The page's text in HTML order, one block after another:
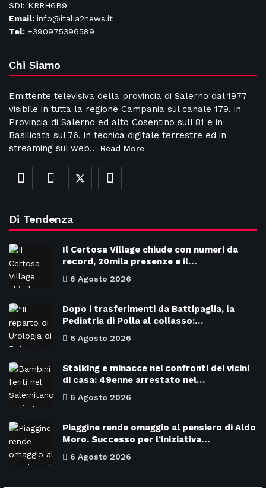
SDI: KRRH6B9
Email: info@italia2news.it
Tel: +390975396589
Chi Siamo
Emittente televisiva della provincia di Salerno dal 1977
visibile in tutta la regione Campania sul canale 179, in
Provincia di Salerno ed alto Cosentino sull'81 e in
Basilicata sul 76, in tecnica digitale terrestre ed in
streaming sul web..
Read More
Di Tendenza
Il Certosa Village chiude con numeri da
record, 20mila presenze e il…
6 Agosto 2026
Dopo i trasferimenti da Battipaglia, la
Pediatria di Polla al collasso:…
6 Agosto 2026
Stalking e minacce nei confronti dei vicini
di casa: 49enne arrestato nel…
6 Agosto 2026
Piaggine rende omaggio al pensiero di Aldo
Moro. Successo per l’iniziativa…
6 Agosto 2026